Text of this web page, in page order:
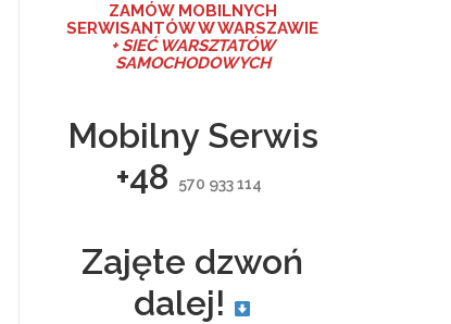
ZAMÓW MOBILNYCH
SERWISANTÓW W WARSZAWIE
+ SIEĆ WARSZTATÓW
SAMOCHODOWYCH
Mobilny Serwis
+48
570 933 114
Zajęte dzwoń
dalej!